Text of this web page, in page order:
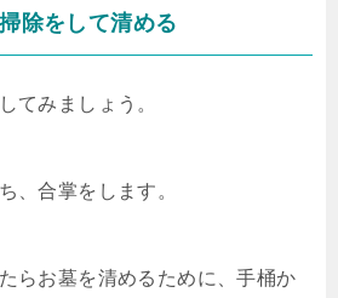
除をして清める
てみましょう。
、合掌をします。
らお墓を清めるために、手桶か